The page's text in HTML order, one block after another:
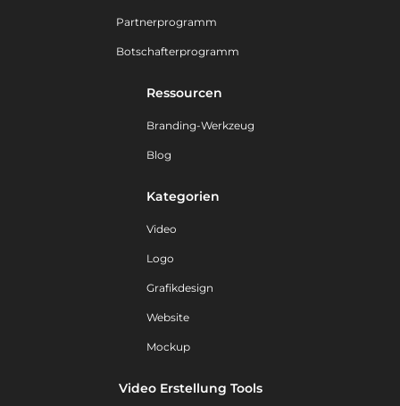
Partnerprogramm
Botschafterprogramm
Ressourcen
Branding-Werkzeug
Blog
Kategorien
Video
Logo
Grafikdesign
Website
Mockup
Video Erstellung Tools